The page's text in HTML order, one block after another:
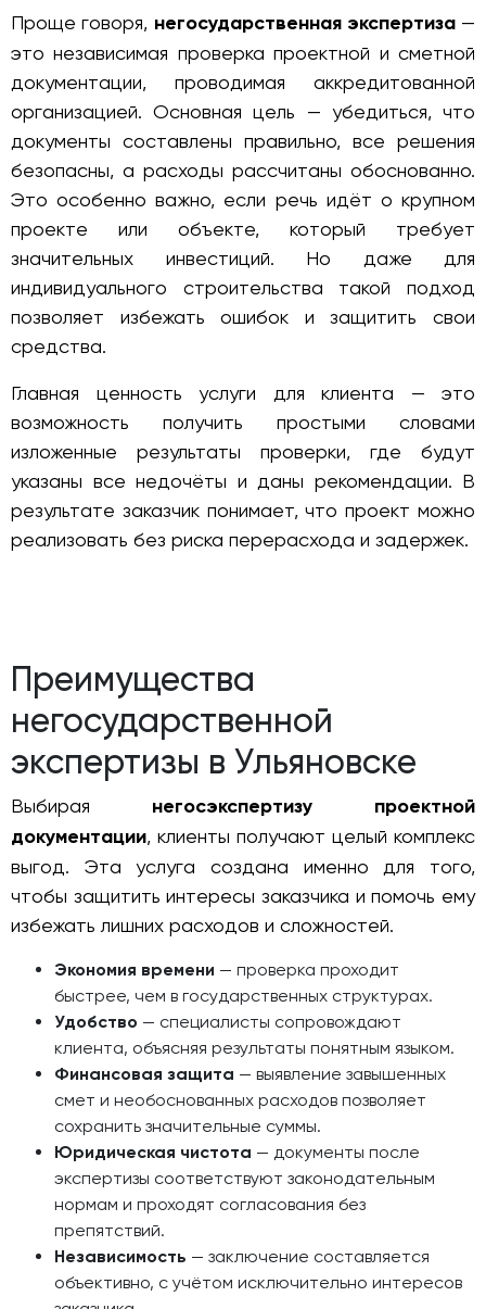
Проще говоря, негосударственная экспертиза—
это независимая проверка проектной и сметной
документации, проводимая аккредитованной
организацией. Основная цель — убедиться, что
документы составлены правильно, все решения
безопасны, а расходы рассчитаны обоснованно.
Это особенно важно, если речь идёт о крупном
проекте или объекте, который требует
значительных инвестиций. Но даже для
индивидуального строительства такой подход
позволяет избежать ошибок и защитить свои
средства.
Главная ценность услуги для клиента — это
возможность получить простыми словами
изложенные результаты проверки, где будут
указаны все недочёты и даны рекомендации. В
результате заказчик понимает, что проект можно
реализовать без риска перерасхода и задержек.
Преимущества
негосударственной
экспертизы в Ульяновске
Выбирая негосэкспертизу проектной
документации, клиенты получают целый комплекс
выгод. Эта услуга создана именно для того,
чтобы защитить интересы заказчика и помочь ему
избежать лишних расходов и сложностей.
Экономия времени — проверка проходит
быстрее, чем в государственных структурах.
Удобство — специалисты сопровождают
клиента, объясняя результаты понятным языком.
Финансовая защита — выявление завышенных
смет и необоснованных расходов позволяет
сохранить значительные суммы.
Юридическая чистота — документы после
экспертизы соответствуют законодательным
нормам и проходят согласования без
препятствий.
Независимость — заключение составляется
объективно, с учётом исключительно интересов